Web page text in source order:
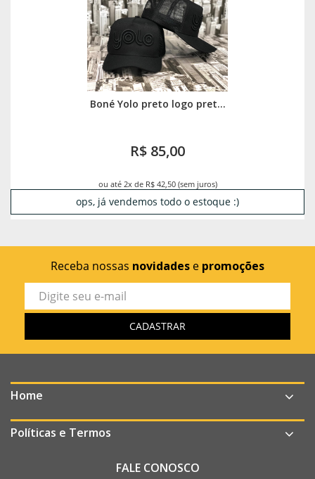
Boné Yolo preto logo pret...
R$ 85,00
ou até 2x de R$ 42,50 (sem juros)
ops, já vendemos todo o estoque :)
Receba nossas novidades e promoções
Home
Políticas e Termos
FALE CONOSCO